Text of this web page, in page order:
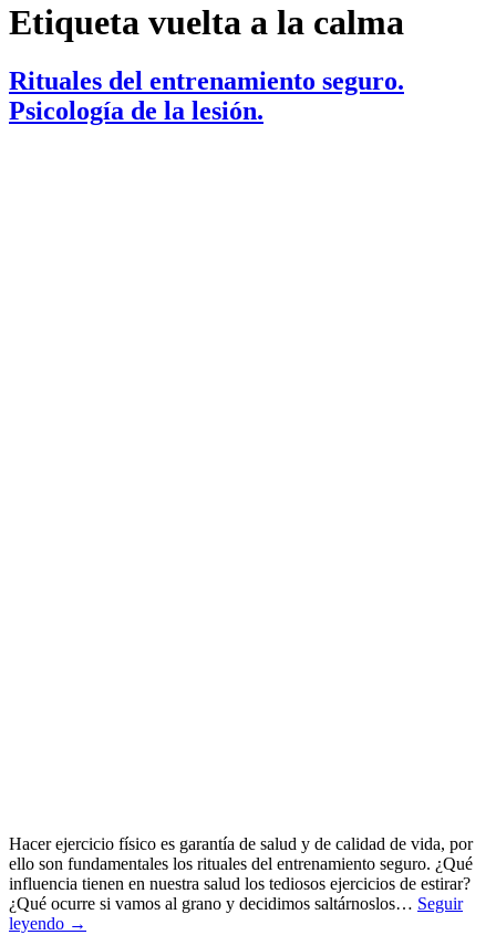
Etiqueta vuelta a la calma
Rituales del entrenamiento seguro.
Psicología de la lesión.
Hacer ejercicio físico es garantía de salud y de calidad de vida, por
ello son fundamentales los rituales del entrenamiento seguro. ¿Qué
influencia tienen en nuestra salud los tediosos ejercicios de estirar?
¿Qué ocurre si vamos al grano y decidimos saltárnoslos… Seguir
leyendo →